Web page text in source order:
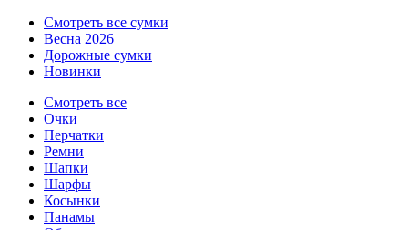
Смотреть все сумки
Весна 2026
Дорожные сумки
Новинки
Смотреть все
Очки
Перчатки
Ремни
Шапки
Шарфы
Косынки
Панамы